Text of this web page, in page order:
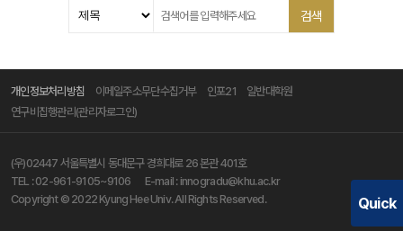
개인정보처리방침 이메일주소무단수집거부 인포21
일반대학원
연구비집행관리(관리자로그인)
(우)02447 서울특별시 동대문구 경희대로 26 본관 401호
TEL :02-961-9105~9106 E-mail : innogradu@khu.ac.kr
Copyright © 2022 Kyung Hee Univ. All Rights Reserved.
Quick